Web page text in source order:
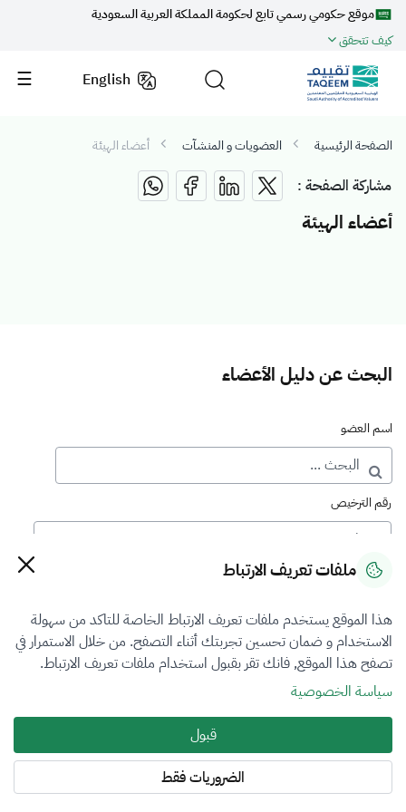
موقع حكومي رسمي تابع لحكومة المملكة العربية السعودية
كيف تتحقق
English
الصفحة الرئيسية العضويات و المنشآت أعضاء الهيئة
مشاركة الصفحة :
أعضاء الهيئة
البحث عن دليل الأعضاء
اسم العضو
رقم الترخيص
رقم العضوية
فرع التقييم
المعادن الثمينة والاحجار الكريمة
نوع العضوية
طالب منتسب
المنطقة
ملفات تعريف الارتباط
هذا الموقع يستخدم ملفات تعريف الارتباط الخاصة للتاكد من سهولة
الاستخدام و ضمان تحسين تجربتك أثناء التصفح. من خلال الاستمرار في
تصفح هذا الموقع, فانك تقر بقبول استخدام ملفات تعريف الارتباط.
سياسة الخصوصية
قبول
الضروريات فقط